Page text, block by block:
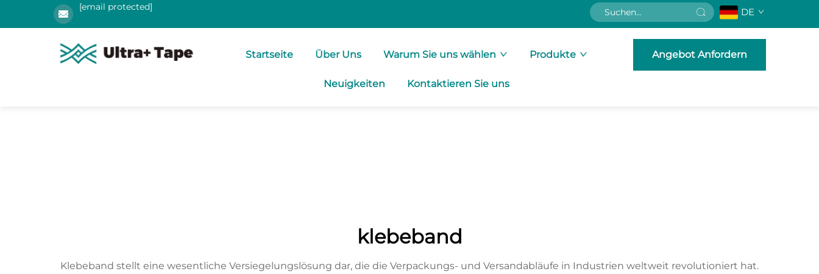
[email protected] DE
Startseite Über Uns Warum Sie uns wählen Produkte
Neuigkeiten Kontaktieren Sie uns
Angebot Anfordern
klebeband
Klebeband stellt eine wesentliche Versiegelungslösung dar, die die Verpackungs- und Versandabläufe in Industrien weltweit revolutioniert hat.